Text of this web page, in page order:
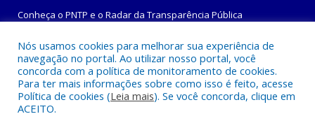
Conheça o PNTP e o Radar da Transparência Pública
Todos os direitos reservados a Prefeitura Municipal de
Maracanã.
Nós usamos cookies para melhorar sua experiência de
navegação no portal. Ao utilizar nosso portal, você
concorda com a política de monitoramento de cookies.
Para ter mais informações sobre como isso é feito, acesse
Política de cookies (Leia mais). Se você concorda, clique em
ACEITO.